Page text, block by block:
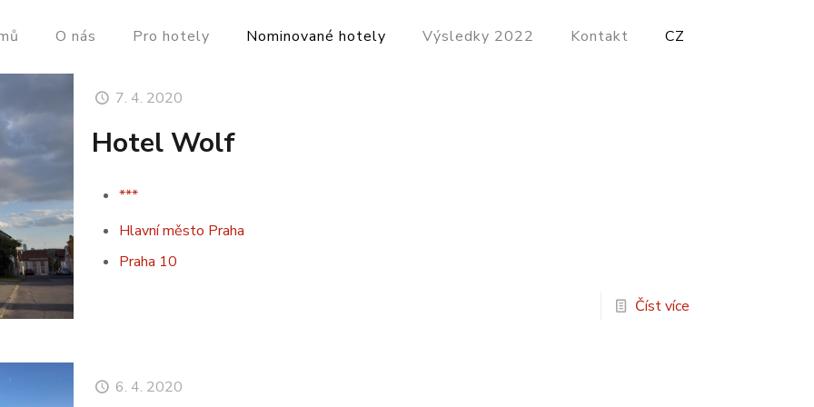
O nás Pro hotely Nominované hotely Výsledky 2022 Kontakt CZ
7. 4. 2020
Hotel Wolf
***
Hlavní město Praha
Praha 10
Číst více
6. 4. 2020